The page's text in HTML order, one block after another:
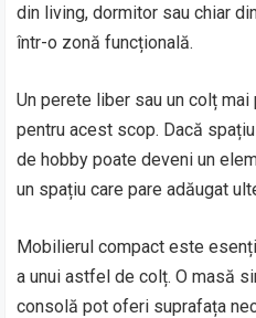
din living, dormitor sau chiar
într-o zonă funcțională.
Un perete liber sau un colț
pentru acest scop. Dacă
de hobby poate deveni un
un spațiu care pare adăugat
Mobilierul compact este
a unui astfel de colț. O masă
consolă pot oferi suprafața